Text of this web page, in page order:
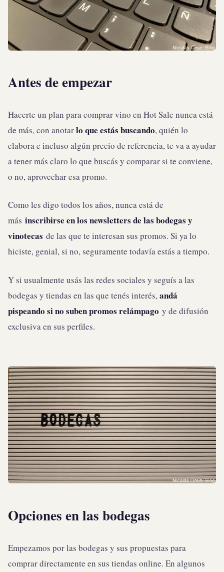
Antes de empezar
Hacerte un plan para comprar vino en Hot Sale nunca está
de más, con anotarlo que estás buscando, quién lo
elabora e incluso algún precio de referencia, te va a ayudar
a tener más claro lo que buscás y comparar si te conviene,
o no, aprovechar esa promo.
Como les digo todos los años, nunca está de
más inscribirse en los newsletters de las bodegas y
vinotecas de las que te interesan sus promos. Si ya lo
hiciste, genial, si no, seguramente todavía estás a tiempo.
Y si usualmente usás las redes sociales y seguís a las
bodegas y tiendas en las que tenés interés,andá
pispeando si no suben promos relámpago y de difusión
exclusiva en sus perfiles.
Opciones en las bodegas
Empezamos por las bodegas y sus propuestas para
comprar directamente en sus tiendas online. En algunos